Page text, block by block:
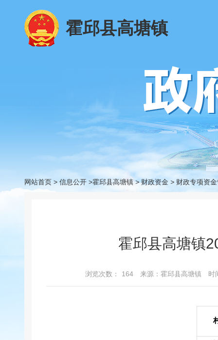
霍邱县高塘镇
网站首页 > 信息公开 >霍邱县高塘镇> 财政资金 > 财政专项资
霍邱县高塘镇
浏览次数： 164 来源：霍邱县高塘镇 时